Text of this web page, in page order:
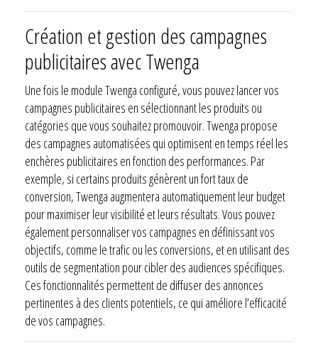
Création et gestion des campagnes
publicitaires avec Twenga
Une fois le module Twenga configuré, vous pouvez lancer vos
campagnes publicitaires en sélectionnant les produits ou
catégories que vous souhaitez promouvoir. Twenga propose
des campagnes automatisées qui optimisent en temps réel les
enchères publicitaires en fonction des performances. Par
exemple, si certains produits génèrent un fort taux de
conversion, Twenga augmentera automatiquement leur budget
pour maximiser leur visibilité et leurs résultats. Vous pouvez
également personnaliser vos campagnes en définissant vos
objectifs, comme le trafic ou les conversions, et en utilisant des
outils de segmentation pour cibler des audiences spécifiques.
Ces fonctionnalités permettent de diffuser des annonces
pertinentes à des clients potentiels, ce qui améliore l’efficacité
de vos campagnes.